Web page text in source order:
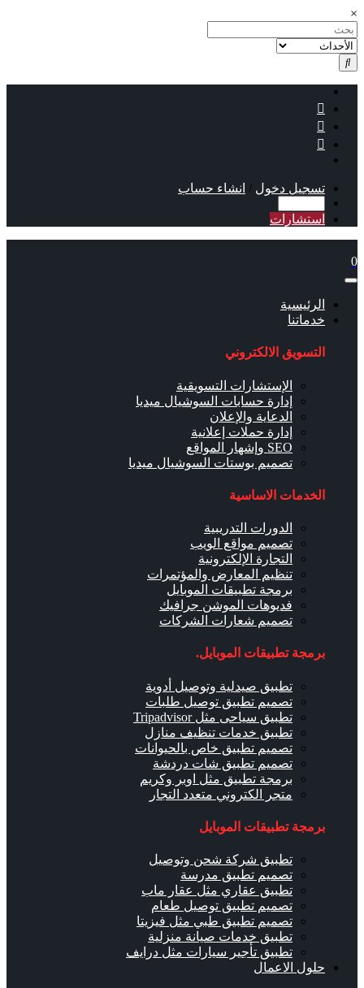
×
تسجيل دخول / انشاء حساب
استشارات
0
الرئيسية
خدماتنا
التسويق الالكتروني
الإستشارات التسويقية
إدارة حسابات السوشيال ميديا
الدعاية والإعلان
إدارة حملات إعلانية
SEO وإشهار المواقع
تصميم بوستات السوشيال ميديا
الخدمات الاساسية
الدورات التدريبية
تصميم مواقع الويب
التجارة الإلكترونية
تنظيم المعارض والمؤتمرات
برمجة تطبيقات الموبايل
فديوهات الموشن جرافيك
تصميم شعارات الشركات
برمجة تطبيقات الموبايل.
تطبيق صيدلية وتوصيل أدوية
تصميم تطبيق توصيل طلبات
تطبيق سياحى مثل Tripadvisor
تطبيق خدمات تنظيف منازل
تصميم تطبيق خاص بالحيوانات
تصميم تطبيق شات دردشة
برمجة تطبيق مثل اوبر وكريم
متجر الكتروني متعدد التجار
برمجة تطبيقات الموبايل
تطبيق شركة شحن وتوصيل
تصميم تطبيق مدرسة
تطبيق عقاري مثل عقار ماب
تصميم تطبيق توصيل طعام
تصميم تطبيق طبي مثل فيزيتا
تطبيق خدمات صيانة منزلية
تطبيق تأجير سيارات مثل درايف
حلول الاعمال